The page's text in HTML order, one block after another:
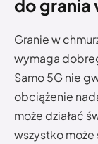
do grania
Granie w
wymaga
Samo 5G nie
obciążenie
może działać
wszystko